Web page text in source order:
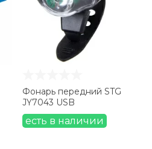
Фонарь передний STG
JY7043 USB
есть в наличии